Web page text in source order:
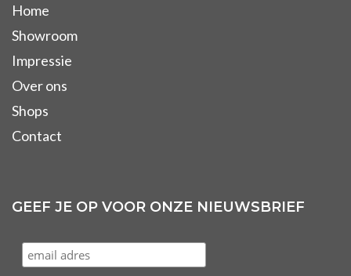
Home
Showroom
Impressie
Over ons
Shops
Contact
GEEF JE OP VOOR ONZE NIEUWSBRIEF